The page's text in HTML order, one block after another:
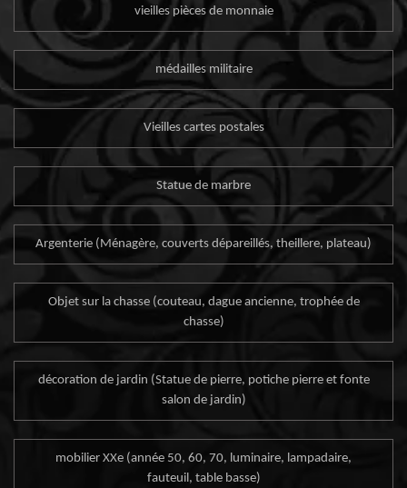
vieilles pièces de monnaie
médailles militaire
Vieilles cartes postales
Statue de marbre
Argenterie (Ménagère, couverts dépareillés, theillere, plateau)
Objet sur la chasse (couteau, dague ancienne, trophée de
chasse)
décoration de jardin (Statue de pierre, potiche pierre et fonte
salon de jardin)
mobilier XXe (année 50, 60, 70, luminaire, lampadaire,
fauteuil, table basse)